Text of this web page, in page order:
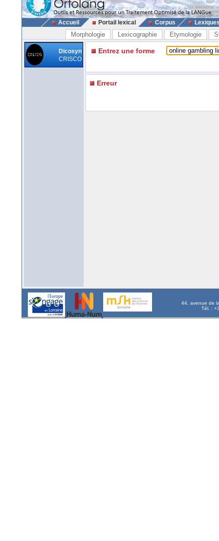
Accueil Portail lexical Corpus
Morphologie Lexicographie Etymologie
Dicosyn
CRISCO
Entrez une forme
Erreur
44, avenue de
Tél. :